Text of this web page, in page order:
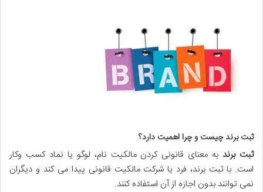
ثبت برند چیست و چرا اهمیت دارد؟
ثبت برندبه معنای قانونی کردن مالکیت نام، لوگو یا نماد کسب وکار
است. با ثبت برند، فرد یا شرکت مالکیت قانونی پیدا می کند و دیگران
نمی توانند بدون اجازه از آن استفاده کنند.